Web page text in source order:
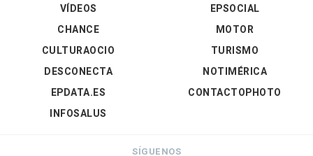
VÍDEOS
EPSOCIAL
CHANCE
CULTURAOCIO
DESCONECTA
EPDATA.ES
INFOSALUS
MOTOR
TURISMO
NOTIMÉRICA
CONTACTOPHOTO
SÍGUENOS